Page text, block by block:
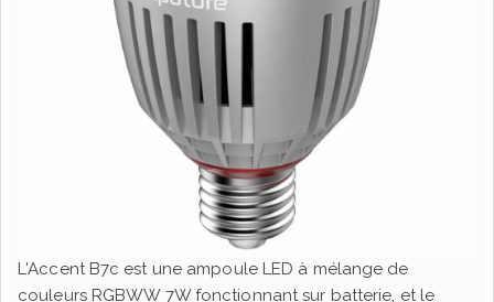
L'Accent B7c est une ampoule LED à mélange de
couleurs RGBWW 7W fonctionnant sur batterie, et le